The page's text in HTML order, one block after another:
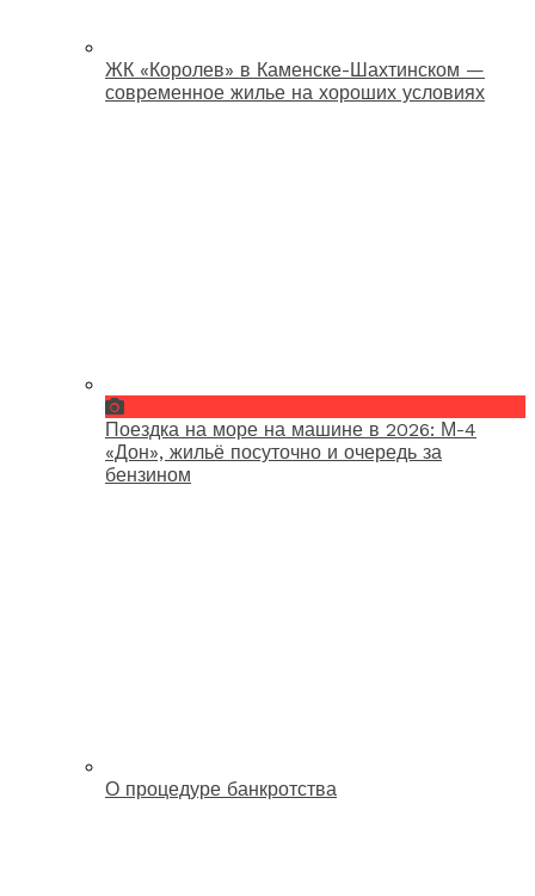
ЖК «Королев» в Каменске-Шахтинском —
современное жилье на хороших условиях
Поездка на море на машине в 2026: М-4
«Дон», жильё посуточно и очередь за
бензином
О процедуре банкротства